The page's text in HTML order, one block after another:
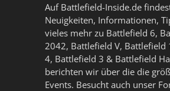
Auf Battlefield-Inside.de
Neuigkeiten, Informationen,
vieles mehr zu Battlefield 6,
2042, Battlefield V, Battlefield
4, Battlefield 3 & Battlefield
berichten wir über die die
Events. Besucht auch unser